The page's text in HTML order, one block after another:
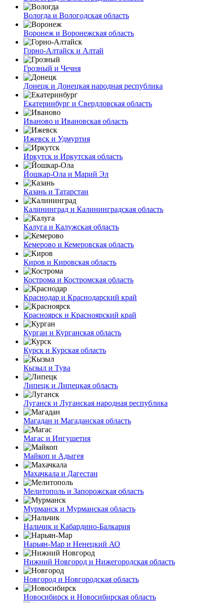
Вологда и Вологодская область
Воронеж и Воронежская область
Горно-Алтайск и Алтай
Грозный и Чечня
Донецк и Донецкая народная республика
Екатеринбург и Свердловская область
Иваново и Ивановская область
Ижевск и Удмуртия
Иркутск и Иркутская область
Йошкар-Ола и Марий Эл
Казань и Татарстан
Калининград и Калининградская область
Калуга и Калужская область
Кемерово и Кемеровская область
Киров и Кировская область
Кострома и Костромская область
Краснодар и Краснодарский край
Красноярск и Красноярский край
Курган и Курганская область
Курск и Курская область
Кызыл и Тува
Липецк и Липецкая область
Луганск и Луганская народная республика
Магадан и Магаданская область
Магас и Ингушетия
Майкоп и Адыгея
Махачкала и Дагестан
Мелитополь и Запорожская область
Мурманск и Мурманская область
Нальчик и Кабардино-Балкария
Нарьян-Мар и Ненецкий АО
Нижний Новгород и Нижегородская область
Новгород и Новгородская область
Новосибирск и Новосибирская область